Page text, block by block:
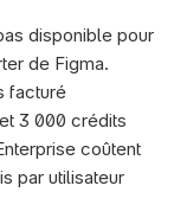
disponible pour
de Figma.
facturé
3 000 crédits
coûtent
par utilisateur